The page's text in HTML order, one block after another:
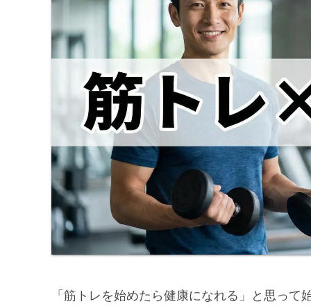
「筋トレを始めたら健康になれる」と思っ